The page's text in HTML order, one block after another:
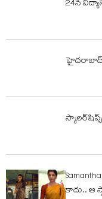
24న
హైదరాబాద్
కాదు.. ఆ